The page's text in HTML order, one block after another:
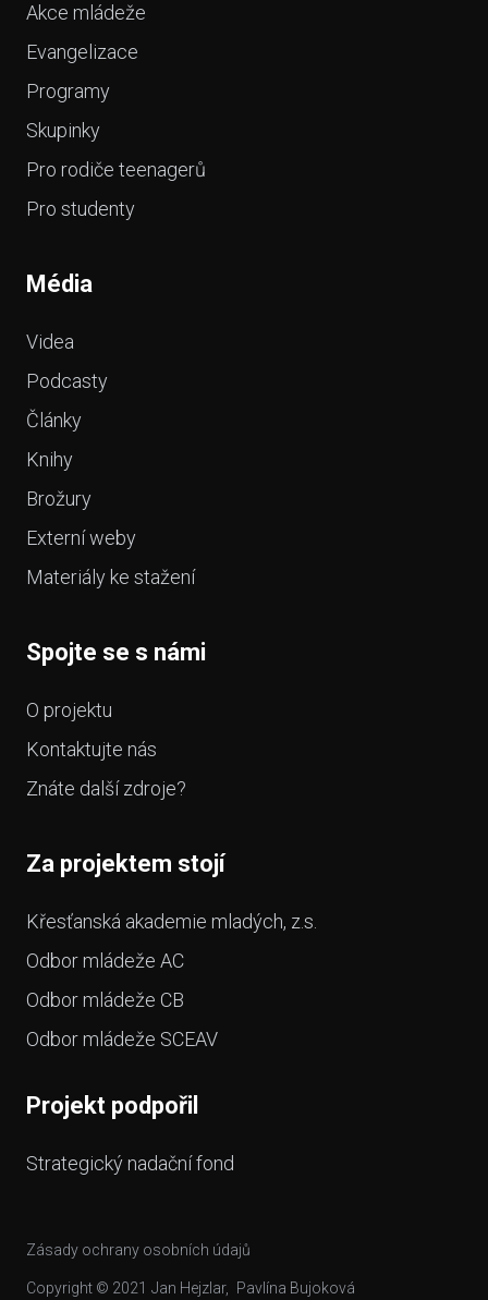
Akce mládeže
Evangelizace
Programy
Skupinky
Pro rodiče teenagerů
Pro studenty
Média
Videa
Podcasty
Články
Knihy
Brožury
Externí weby
Materiály ke stažení
Spojte se s námi
O projektu
Kontaktujte nás
Znáte další zdroje?
Za projektem stojí
Křesťanská akademie mladých, z.s.
Odbor mládeže AC
Odbor mládeže CB
Odbor mládeže SCEAV
Projekt podpořil
Strategický nadační fond
Copyright © 2021 Jan Hejzlar, Pavlína Bujoková
Zásady ochrany osobních údajů